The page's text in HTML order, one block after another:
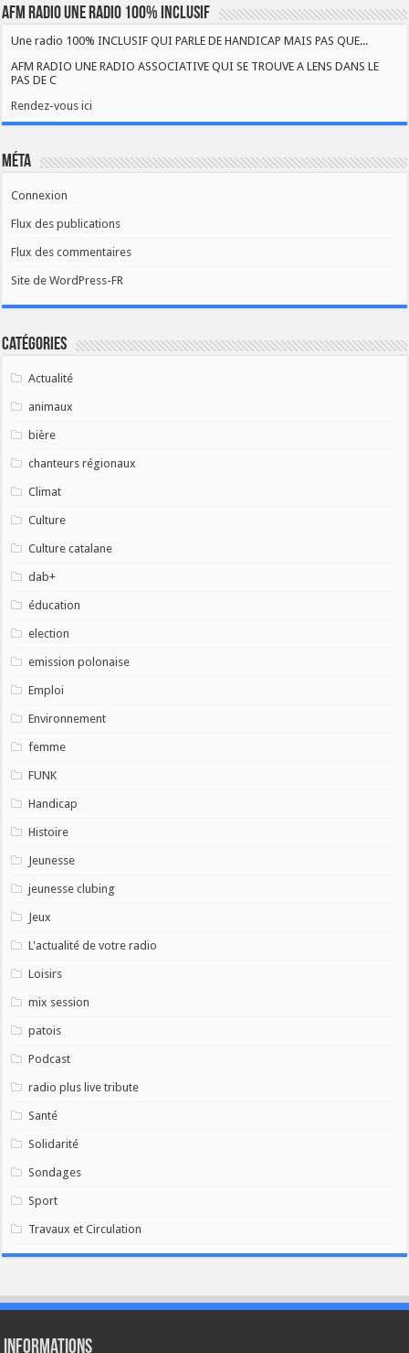
AFM RADIO UNE RADIO 100% INCLUSIF
Une radio 100% INCLUSIF QUI PARLE DE HANDICAP MAIS PAS QUE...
AFM RADIO UNE RADIO ASSOCIATIVE QUI SE TROUVE A LENS DANS LE
PAS DE C
Rendez-vous ici
Méta
Connexion
Flux des publications
Flux des commentaires
Site de WordPress-FR
Catégories
Actualité
animaux
bière
chanteurs régionaux
Climat
Culture
Culture catalane
dab+
éducation
election
emission polonaise
Emploi
Environnement
femme
FUNK
Handicap
Histoire
Jeunesse
jeunesse clubing
Jeux
L'actualité de votre radio
Loisirs
mix session
patois
Podcast
radio plus live tribute
Santé
Solidarité
Sondages
Sport
Travaux et Circulation
Informations